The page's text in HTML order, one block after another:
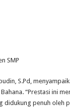
SMP
S.Pd,
“Prestasi ini
didukung penuh oleh